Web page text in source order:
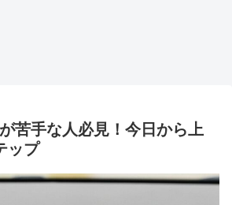
苦手な人必見！今日から上
ップ